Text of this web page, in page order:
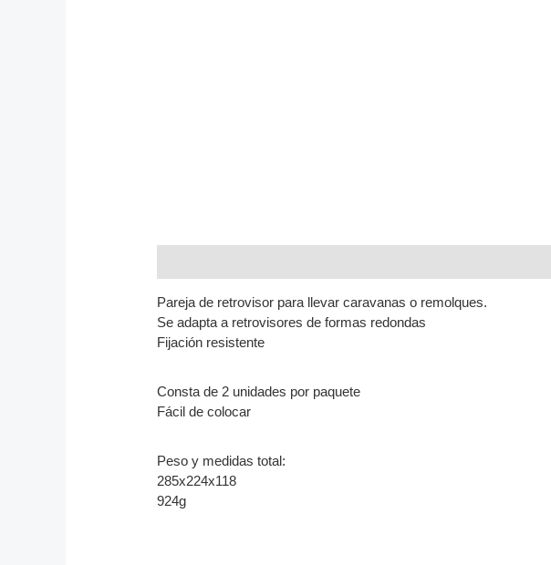
Pareja de retrovisor para llevar caravanas o remolques.
Se adapta a retrovisores de formas redondas
Fijación resistente
Consta de 2 unidades por paquete
Fácil de colocar
Peso y medidas total:
285x224x118
924g